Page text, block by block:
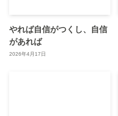
やれば自信がつくし、自信
があれば
2026年4月17日